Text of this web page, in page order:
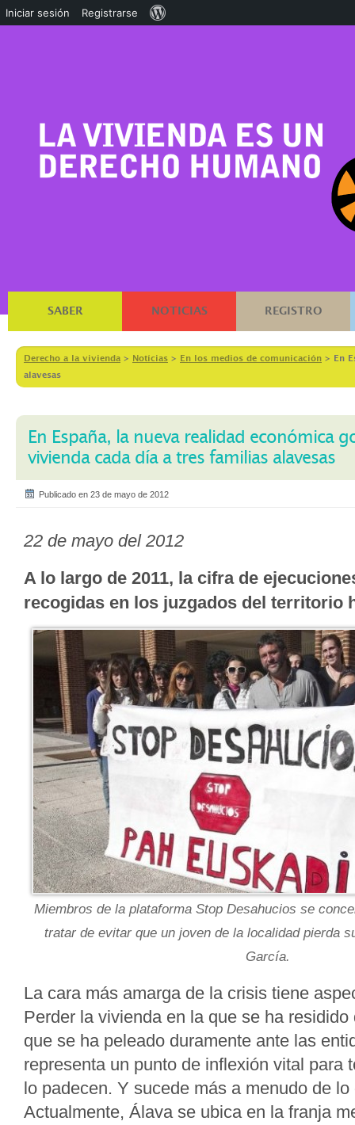
SABER NOTICIAS REGISTRO
Derecho a la vivienda > Notícias > En los medios de comunicación >
En
alavesas
En España, la nueva realidad económica
vivienda cada día a tres familias alavesas
Publicado en 23 de mayo de 2012
22 de mayo del 2012
A lo largo de 2011, la cifra de
recogidas en los juzgados del territorio
Miembros de la plataforma Stop Desahucios se
tratar de evitar que un joven de la localidad pierda
García.
La cara más amarga de la crisis tiene
Perder la vivienda en la que se ha
que se ha peleado duramente ante las
representa un punto de inflexión vital para
lo padecen. Y sucede más a menudo de
Actualmente, Álava se ubica en la franja
Iniciar sesión Registrarse